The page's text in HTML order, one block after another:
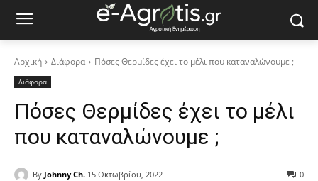
Αρχική Διάφορα Πόσες Θερμίδες έχει το μέλι που καταναλώνουμε ;
Διάφορα
Πόσες Θερμίδες έχει το μέλι
που καταναλώνουμε ;
By Johnny Ch. 15 Οκτωβρίου, 2022 0